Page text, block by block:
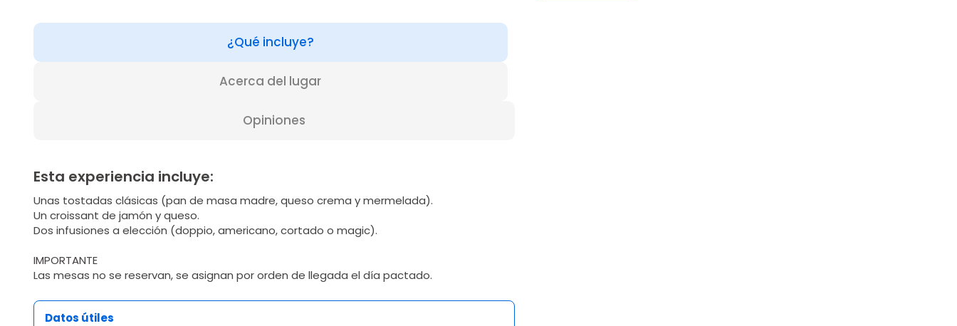
¿Qué incluye?
Acerca del lugar
Opiniones
Esta experiencia incluye:
Unas tostadas clásicas (pan de masa madre, queso crema y mermelada).
Un croissant de jamón y queso.
Dos infusiones a elección (doppio, americano, cortado o magic).
IMPORTANTE
Las mesas no se reservan, se asignan por orden de llegada el día pactado.
Datos útiles